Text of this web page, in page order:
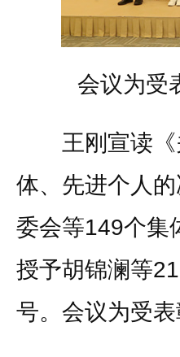
会议为受
王刚宣读《
体、先进个人
委会等149个集
授予胡锦澜等
号。会议为受